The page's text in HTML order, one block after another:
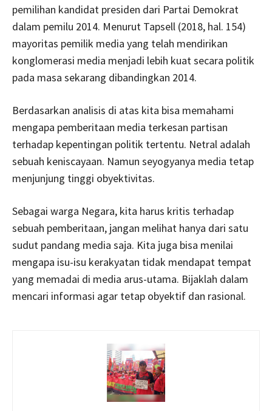
pemilihan kandidat presiden dari Partai Demokrat
dalam pemilu 2014. Menurut Tapsell (2018, hal. 154)
mayoritas pemilik media yang telah mendirikan
konglomerasi media menjadi lebih kuat secara politik
pada masa sekarang dibandingkan 2014.
Berdasarkan analisis di atas kita bisa memahami
mengapa pemberitaan media terkesan partisan
terhadap kepentingan politik tertentu. Netral adalah
sebuah keniscayaan. Namun seyogyanya media tetap
menjunjung tinggi obyektivitas.
Sebagai warga Negara, kita harus kritis terhadap
sebuah pemberitaan, jangan melihat hanya dari satu
sudut pandang media saja. Kita juga bisa menilai
mengapa isu-isu kerakyatan tidak mendapat tempat
yang memadai di media arus-utama. Bijaklah dalam
mencari informasi agar tetap obyektif dan rasional.